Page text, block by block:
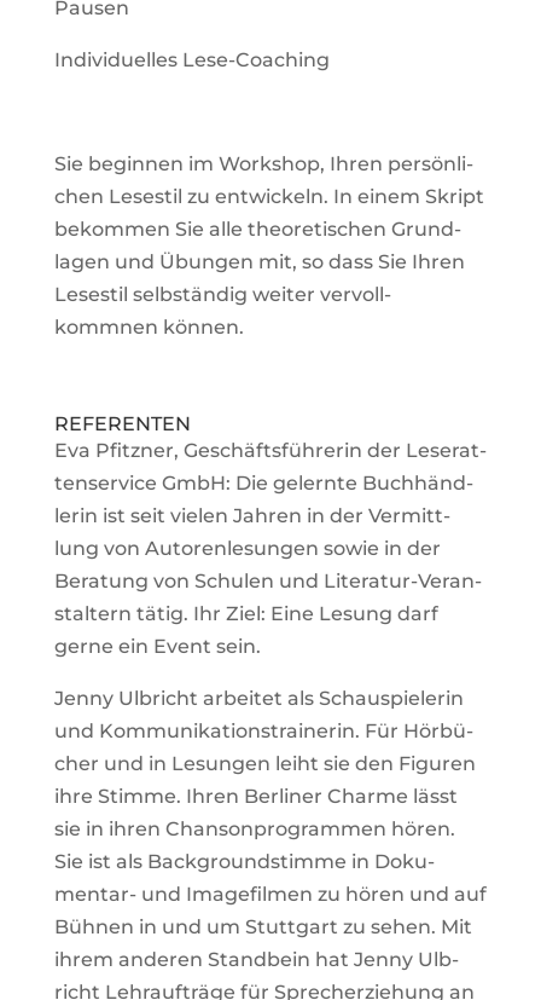
Pausen
Indi­vi­du­elles Lese-Coaching
Sie beginnen im Work­shop, Ihren per­sön­li­
chen Lese­stil zu ent­wi­ckeln. In einem Skript
bekommen Sie alle theo­re­ti­schen Grund­
lagen und Übungen mit, so dass Sie Ihren
Lese­stil selb­ständig weiter ver­voll­
kommnen können.
REFE­RENTEN
Eva Pfitzner, Geschäfts­füh­rerin der Lese­rat­
ten­ser­vice GmbH: Die gelernte Buch­händ­
lerin ist seit vielen Jahren in der Ver­mitt­
lung von Autoren­le­sungen sowie in der
Bera­tung von Schulen und Literatur-Ver­an­
stal­tern tätig. Ihr Ziel: Eine Lesung darf
gerne ein Event sein.
Jenny Ulb­richt arbeitet als Schau­spie­lerin
und Kom­mu­ni­ka­ti­ons­trai­nerin. Für Hör­bü­
cher und in Lesungen leiht sie den Figuren
ihre Stimme. Ihren Ber­liner Charme lässt
sie in ihren Chan­son­pro­grammen hören.
Sie ist als Back­ground­stimme in Doku­
mentar- und Image­filmen zu hören und auf
Bühnen in und um Stutt­gart zu sehen. Mit
ihrem anderen Stand­bein hat Jenny Ulb­
richt Lehr­auf­träge für Sprech­erzie­hung an